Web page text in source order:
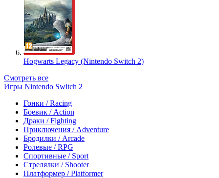
Hogwarts Legacy (Nintendo Switch 2)
Смотреть все
Игры Nintendo Switch 2
Гонки / Racing
Боевик / Action
Драки / Fighting
Приключения / Adventure
Бродилки / Arcade
Ролевые / RPG
Спортивные / Sport
Стрелялки / Shooter
Платформер / Platformer